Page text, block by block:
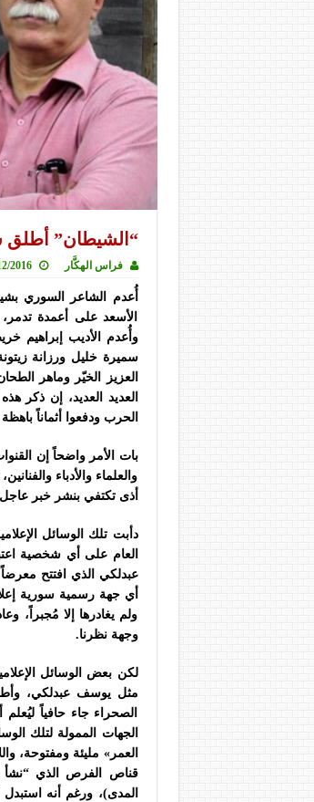
“الشيطان” أطلق
فراس الهكَّار 2016
أُعدم الشاعر السوري
الأسعد على أعمدة
وأُعدم الأديب إبراهيم
سميرة خليل ورزانة
العزيز الخيّر وماهر
العديد العديد، إن ذكر
الحرب ودفعوا أثماناً
بات الأمر واضحاً إن
والعلماء والأدباء
أذى تكتفي بنشر خبر عاجل
دأبت تلك الوسائل
العام على أي شخصية
عبدلكي الذي افتتح
أي جهة رسمية سورية
ولم يغادرها إلا مُجبراً،
وجهة نظرنا.
لكن بعض الوسائل
مثل يوسف عبدلكي،
الصحراء جاء حافياً
الجهات الممولة لتلك
العمر» مليئة ومفتوحة،
قناص الفرص الذي “نشأ
المدى)، ورغم أنه